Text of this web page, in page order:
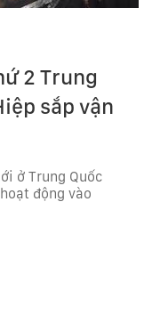
2 Trung
sắp vận
ở Trung Quốc
động vào